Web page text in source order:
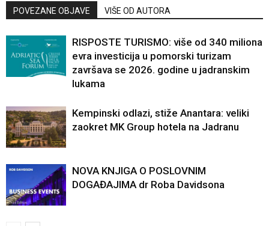
POVEZANE OBJAVE VIŠE OD AUTORA
RISPOSTE TURISMO: više od 340 miliona
evra investicija u pomorski turizam
završava se 2026. godine u jadranskim
lukama
Kempinski odlazi, stiže Anantara: veliki
zaokret MK Group hotela na Jadranu
NOVA KNJIGA O POSLOVNIM
DOGAĐAJIMA dr Roba Davidsona